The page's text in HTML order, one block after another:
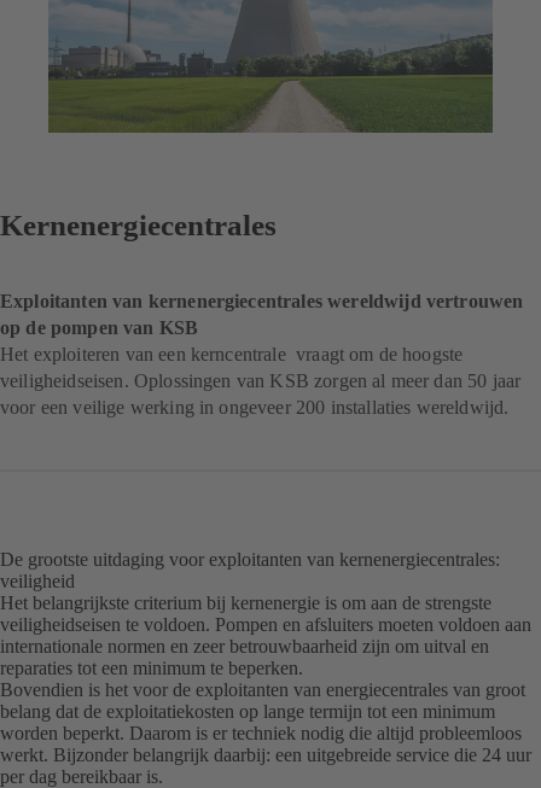
Kernenergiecentrales
Exploitanten van kernenergiecentrales wereldwijd vertrouwen
op de pompen van KSB
Het exploiteren van een kerncentrale vraagt om de hoogste
veiligheidseisen. Oplossingen van KSB zorgen al meer dan 50 jaar
voor een veilige werking in ongeveer 200 installaties wereldwijd.
De grootste uitdaging voor exploitanten van kernenergiecentrales:
veiligheid
Het belangrijkste criterium bij kernenergie is om aan de strengste
veiligheidseisen te voldoen. Pompen en afsluiters moeten voldoen aan
internationale normen en zeer betrouwbaarheid zijn om uitval en
reparaties tot een minimum te beperken.
Bovendien is het voor de exploitanten van energiecentrales van groot
belang dat de exploitatiekosten op lange termijn tot een minimum
worden beperkt. Daarom is er techniek nodig die altijd probleemloos
werkt. Bijzonder belangrijk daarbij: een uitgebreide service die 24 uur
per dag bereikbaar is.